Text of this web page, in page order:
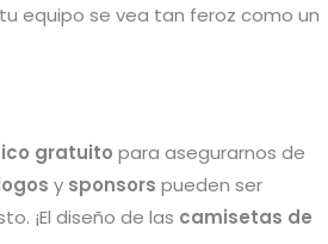
equipo se vea tan feroz como un
gratuito para asegurarnos de
y sponsors pueden ser
¡El diseño de las camisetas de